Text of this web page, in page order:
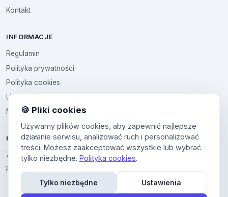
Kontakt
INFORMACJE
Regulamin
Polityka prywatności
Polityka cookies
Ustawienia cookies
Multikod
KONTO
Zaloguj sie
Panel uzytkownika
🍪 Pliki cookies
Używamy plików cookies, aby zapewnić najlepsze
działanie serwisu, analizować ruch i personalizować
treści. Możesz zaakceptować wszystkie lub wybrać
tylko niezbędne. Polityka cookies.
Tylko niezbędne Ustawienia